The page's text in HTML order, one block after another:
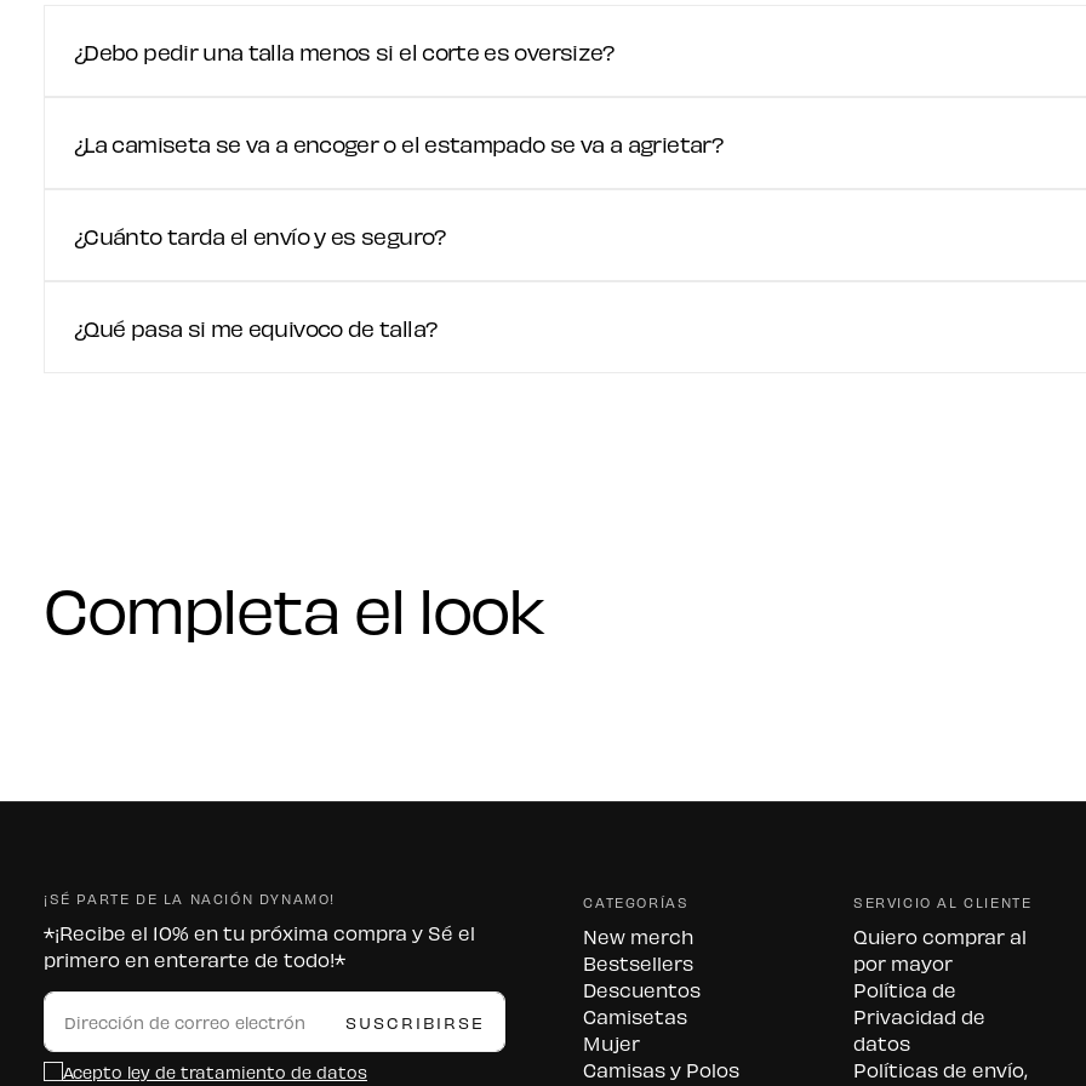
¿Debo pedir una talla menos si el corte es oversize?
¿La camiseta se va a encoger o el estampado se va a agrietar?
¿Cuánto tarda el envío y es seguro?
¿Qué pasa si me equivoco de talla?
Completa el look
¡SÉ PARTE DE LA NACIÓN DYNAMO!
*¡Recibe el 10% en tu próxima compra y Sé el
primero en enterarte de todo!*
CORREO
ELECTRÓNICO SUSCRIBIRSE
Acepto ley de tratamiento de datos
CATEGORÍAS
New merch
Bestsellers
Descuentos
Camisetas
Mujer
Camisas y Polos
SERVICIO AL CLIENTE
Quiero comprar al
por mayor
Política de
Privacidad de
datos
Políticas de envío,